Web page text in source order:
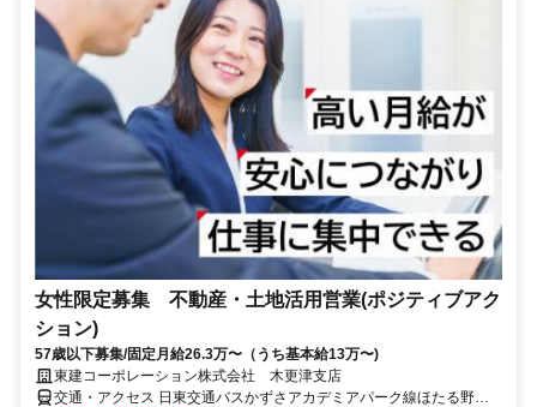
女性限定募集 不動産・土地活用営業(ポジティブアク
ション)
57歳以下募集/固定月給26.3万〜（うち基本給13万〜)
東建コーポレーション株式会社 木更津支店
交通・アクセス 日東交通バスかずさアカデミアパーク線ほたる野停